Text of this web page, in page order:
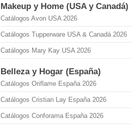
Makeup y Home (USA y Canadá)
Catálogos Avon USA 2026
Catálogos Tupperware USA & Canadá 2026
Catálogos Mary Kay USA 2026
Belleza y Hogar (España)
Catálogos Oriflame España 2026
Catálogos Cristian Lay España 2026
Catálogos Conforama España 2026